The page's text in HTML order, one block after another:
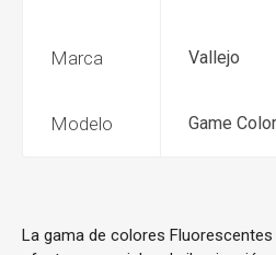
Marca Vallejo
Modelo Game Color
La gama de colores